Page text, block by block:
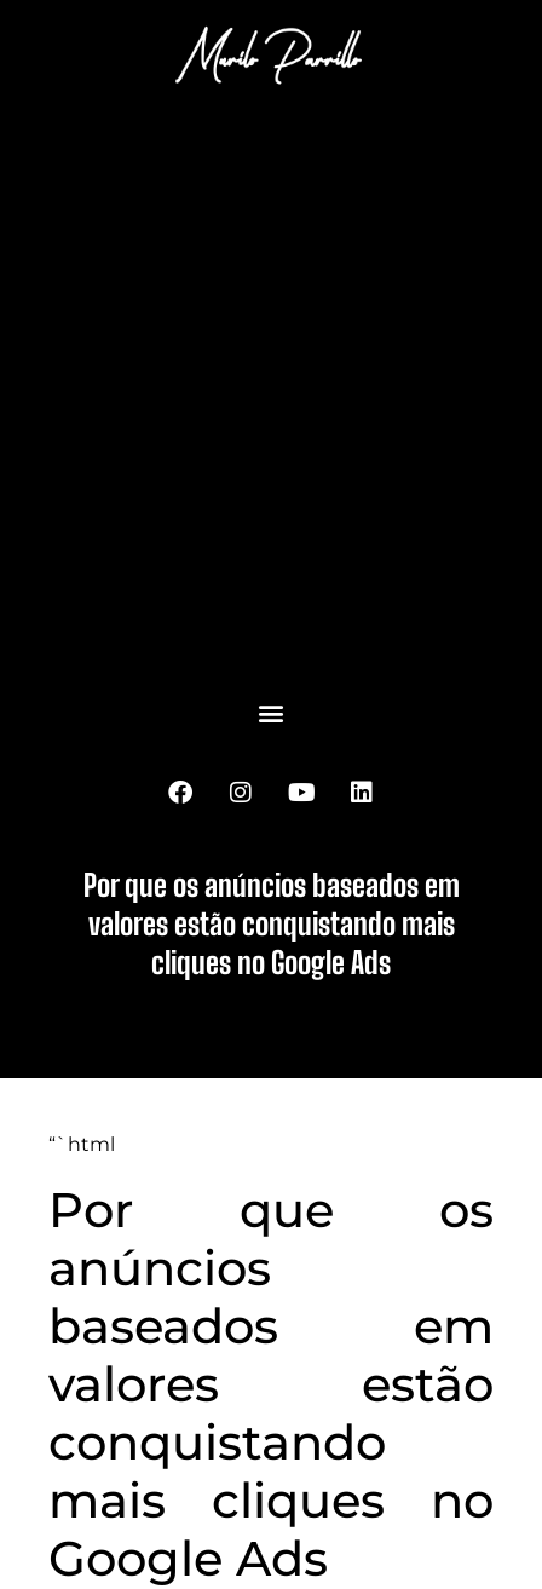
Por que os anúncios baseados em
valores estão conquistando mais
cliques no Google Ads
“`html
Por que os
anúncios
baseados em
valores estão
conquistando
mais cliques no
Google Ads